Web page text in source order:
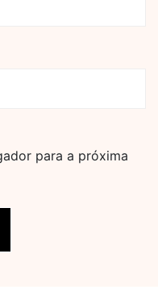
para a próxima